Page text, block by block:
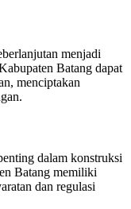
menjadi
Batang dapat
menciptakan
dalam konstruksi
Batang memiliki
dan regulasi